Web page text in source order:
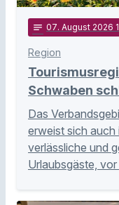
notes 07. August 2026
Region
Schwaben
Das
erweist sich auch
verlässliche und
Urlaubsgäste,